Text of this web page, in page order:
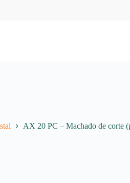
AX 20 PC – Machado de corte